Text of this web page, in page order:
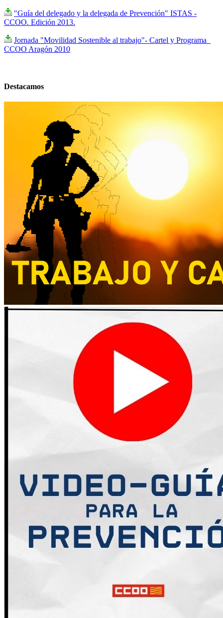
"Guía del delegado y la delegada de Prevención" ISTAS -
CCOO. Edición 2013.
Jornada "Movilidad Sostenible al trabajo"- Cartel y Programa_
CCOO Aragón 2010
Destacamos